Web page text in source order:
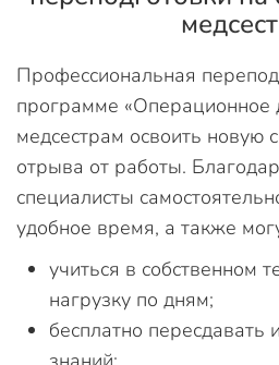
Профессиональная
программе «Операционное
медсестрам освоить новую
отрыва от работы.
специалисты
удобное время, а также
учиться в собственном
нагрузку по дням;
бесплатно пересдавать